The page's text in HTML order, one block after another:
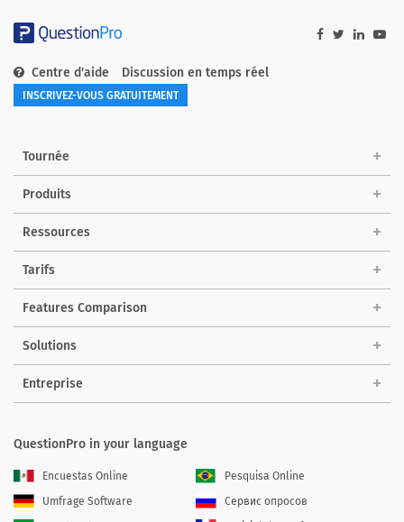
Centre d'aide Discussion en temps réel
INSCRIVEZ-VOUS GRATUITEMENT
Tournée
Produits
Ressources
Tarifs
Features Comparison
Solutions
Entreprise
QuestionPro in your language
Encuestas Online
Pesquisa Online
Umfrage Software
Сервис опросов